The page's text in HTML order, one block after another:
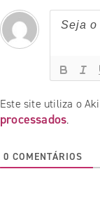
Este site utiliza o
processados.
0 COMENTÁRIOS